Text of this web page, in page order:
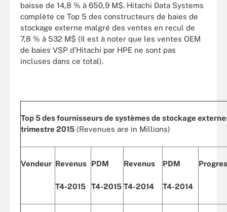
baisse de 14,8 % à 650,9 M$. Hitachi Data Systems
complète ce Top 5 des constructeurs de baies de
stockage externe malgré des ventes en recul de
7,8 % à 532 M$ (Il est à noter que les ventes OEM
de baies VSP d’Hitachi par HPE ne sont pas
incluses dans ce total).
Top 5 des fournisseurs de systèmes de stockage
trimestre 2015 (Revenues are in Millions)
Vendeur Revenus
T4-2015
PDM
T4-2015
Revenus
T4-2014
PDM
T4-2014